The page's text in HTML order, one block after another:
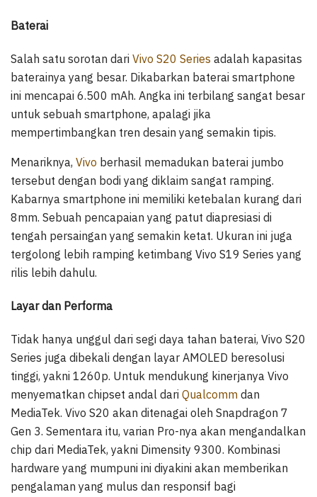
Baterai
Salah satu sorotan dari Vivo S20 Series adalah kapasitas
baterainya yang besar. Dikabarkan baterai smartphone
ini mencapai 6.500 mAh. Angka ini terbilang sangat besar
untuk sebuah smartphone, apalagi jika
mempertimbangkan tren desain yang semakin tipis.
Menariknya, Vivo berhasil memadukan baterai jumbo
tersebut dengan bodi yang diklaim sangat ramping.
Kabarnya smartphone ini memiliki ketebalan kurang dari
8mm. Sebuah pencapaian yang patut diapresiasi di
tengah persaingan yang semakin ketat. Ukuran ini juga
tergolong lebih ramping ketimbang Vivo S19 Series yang
rilis lebih dahulu.
Layar dan Performa
Tidak hanya unggul dari segi daya tahan baterai, Vivo S20
Series juga dibekali dengan layar AMOLED beresolusi
tinggi, yakni 1260p. Untuk mendukung kinerjanya Vivo
menyematkan chipset andal dari Qualcomm dan
MediaTek. Vivo S20 akan ditenagai oleh Snapdragon 7
Gen 3. Sementara itu, varian Pro-nya akan mengandalkan
chip dari MediaTek, yakni Dimensity 9300. Kombinasi
hardware yang mumpuni ini diyakini akan memberikan
pengalaman yang mulus dan responsif bagi